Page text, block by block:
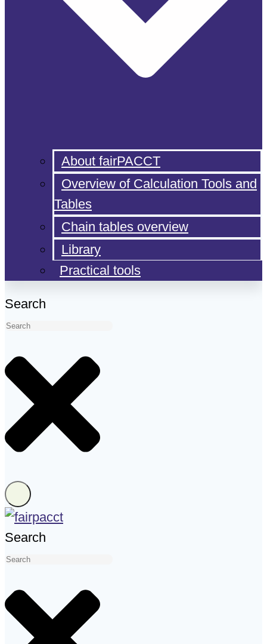
About fairPACCT
Overview of Calculation Tools and
Tables
Chain tables overview
Library
Practical tools
Search
Search